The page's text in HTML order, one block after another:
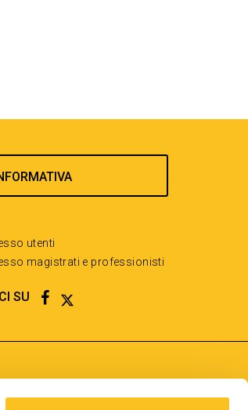
utenti
magistrati e professionisti
SU FACEBOOK
TWITTER